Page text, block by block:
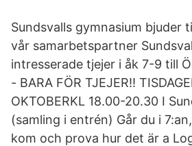
Sundsvalls gymnasium bjuder
vår samarbetspartner
intresserade tjejer i åk 7-9 till
- BARA FÖR TJEJER!!
OKTOBERKL 18.00-20.30 I
(samling i entrén) Går du i
kom och prova hur det är a